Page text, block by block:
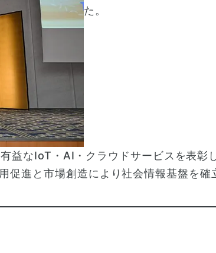
た。
益なIoT・AI・クラウドサービスを表彰
促進と市場創造により社会情報基盤を